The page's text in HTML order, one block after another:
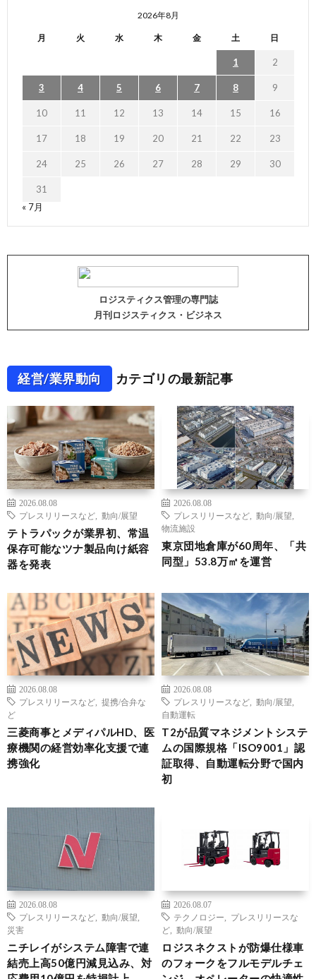
2026年8月
月 火 水 木 金 土 日
1 2
3 4 5 6 7 8 9
10 11 12 13 14 15 16
17 18 19 20 21 22 23
24 25 26 27 28 29 30
31
« 7月
ロジスティクス管理の専門誌
月刊ロジスティクス・ビジネス
経営/業界動向 カテゴリの最新記事
2026.08.08
プレスリリースなど
動向/展望
テトラパックが業界初、常温
保存可能なツナ製品向け紙容
器を発表
2026.08.08
プレスリリースなど
動向/展望
物流施設
東京団地倉庫が60周年、「共
同型」53.8万㎡を運営
2026.08.08
プレスリリースなど
提携/合弁な
ど
三菱商事とメディパルHD、医
療機関の経営効率化支援で連
携強化
2026.08.08
プレスリリースなど
動向/展望
自動運転
T2が品質マネジメントシステ
ムの国際規格「ISO9001」認
証取得、自動運転分野で国内
初
2026.08.08
プレスリリースなど
動向/展望
災害
ニチレイがシステム障害で連
結売上高50億円減見込み、対
2026.08.07
テクノロジー
プレスリリースな
ど
動向/展望
ロジスネクストが防爆仕様車
のフォークをフルモデルチェ